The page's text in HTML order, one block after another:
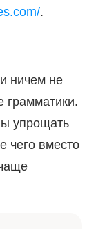
.
ничем не
грамматики.
упрощать
чего вместо